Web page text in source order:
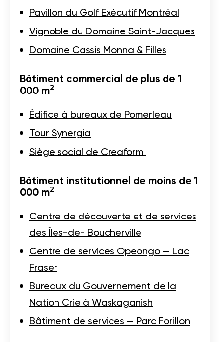
Pavillon du Golf Exécutif Montréal
Vignoble du Domaine Saint-Jacques
Domaine Cassis Monna & Filles
Bâtiment commercial de plus de 1
000 m2
Édifice à bureaux de Pomerleau
Tour Synergia
Siège social de Creaform
Bâtiment institutionnel de moins de 1
000 m2
Centre de découverte et de services
des Îles-de- Boucherville
Centre de services Opeongo — Lac
Fraser
Bureaux du Gouvernement de la
Nation Crie à Waskaganish
Bâtiment de services — Parc Forillon